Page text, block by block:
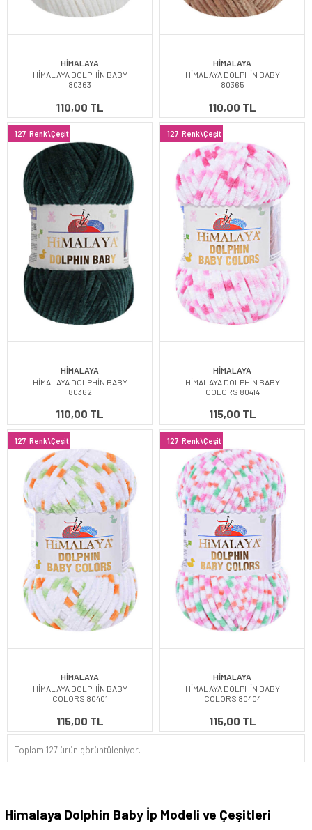
HİMALAYA
HİMALAYA DOLPHİN BABY
80363
110,00 TL
HİMALAYA
HİMALAYA DOLPHİN BABY
80365
110,00 TL
127 Renk\Çeşit
HİMALAYA
HİMALAYA DOLPHİN BABY
80362
110,00 TL
127 Renk\Çeşit
HİMALAYA
HİMALAYA DOLPHİN BABY
COLORS 80414
115,00 TL
127 Renk\Çeşit
HİMALAYA
HİMALAYA DOLPHİN BABY
COLORS 80401
115,00 TL
127 Renk\Çeşit
HİMALAYA
HİMALAYA DOLPHİN BABY
COLORS 80404
115,00 TL
Toplam 127 ürün görüntüleniyor.
Himalaya Dolphin Baby İp Modeli ve Çeşitleri